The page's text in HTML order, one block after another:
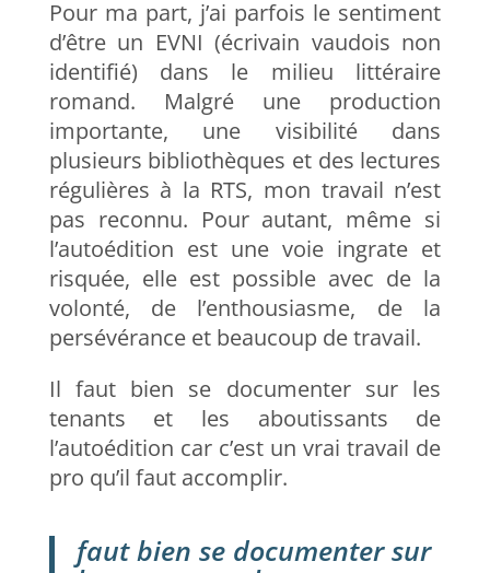
Pour ma part, j’ai parfois le sentiment
d’être un EVNI (écrivain vaudois non
identifié) dans le milieu littéraire
romand. Malgré une production
importante, une visibilité dans
plusieurs bibliothèques et des lectures
régulières à la RTS, mon travail n’est
pas reconnu. Pour autant, même si
l’autoédition est une voie ingrate et
risquée, elle est possible avec de la
volonté, de l’enthousiasme, de la
persévérance et beaucoup de travail.
Il faut bien se documenter sur les
tenants et les aboutissants de
l’autoédition car c’est un vrai travail de
pro qu’il faut accomplir.
faut bien se documenter sur